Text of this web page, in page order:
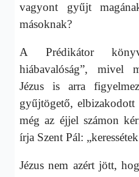
vagyont gyűjt
másoknak?
A Prédikátor
hiábavalóság”, mivel
Jézus is arra
gyűjtögető, elbizakodott
még az éjjel számon
írja Szent Pál:
Jézus nem azért jött,